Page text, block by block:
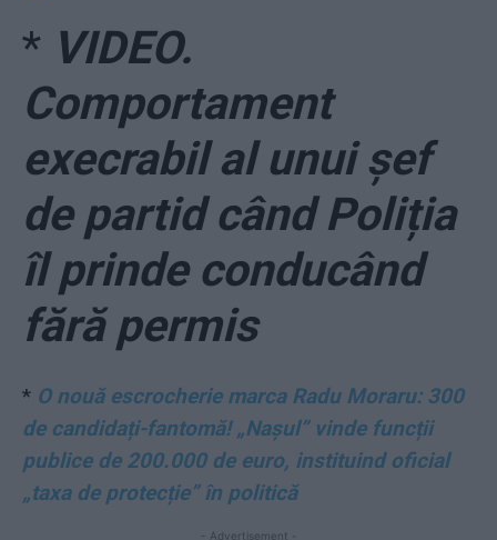
* VIDEO.
Comportament
execrabil al unui șef
de partid când Poliția
îl prinde conducând
fără permis
* O nouă escrocherie marca Radu Moraru: 300
de candidați-fantomă! „Nașul” vinde funcții
publice de 200.000 de euro, instituind oficial
„taxa de protecție” în politică
- Advertisement -